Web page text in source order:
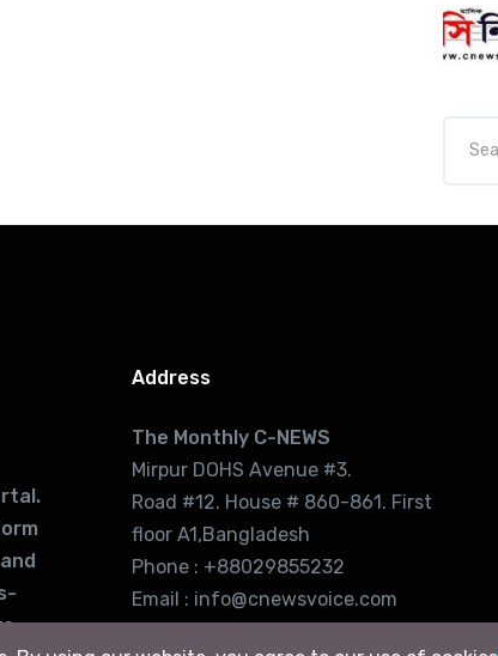
Address
The Monthly C-NEWS
Mirpur DOHS Avenue #3.
Road #12. House # 860-861. First
floor A1,Bangladesh
Phone : +88029855232
Email : info@cnewsvoice.com